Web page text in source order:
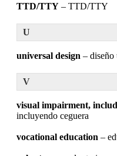
TTD/TTY – TTD/TTY
U
universal design – diseño
V
visual impairment,
incluyendo ceguera
vocational education –